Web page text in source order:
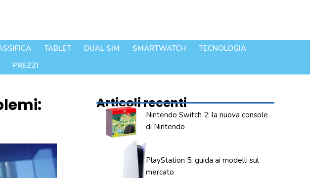
TABLET DUAL SIM SMARTWATCH
TECNOLOGIA
PREZZI
Articoli recenti
Nintendo Switch 2: la nuova console
di Nintendo
PlayStation 5: guida ai modelli sul
mercato